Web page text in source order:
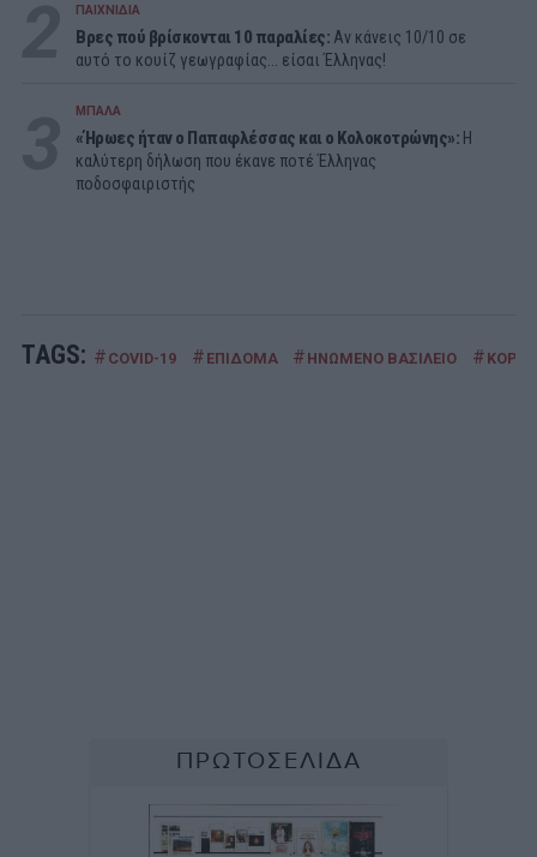
ΠΑΙΧΝΙΔΙΑ
Βρες πού βρίσκονται 10 παραλίες: Αν κάνεις 10/10 σε
αυτό το κουίζ γεωγραφίας... είσαι Έλληνας!
ΜΠΑΛΑ
«Ήρωες ήταν ο Παπαφλέσσας και ο Κολοκοτρώνης»: Η
καλύτερη δήλωση που έκανε ποτέ Έλληνας
ποδοσφαιριστής
TAGS: # COVID-19 # ΕΠΙΔΟΜΑ # ΗΝΩΜΕΝΟ ΒΑΣΙΛΕΙΟ #